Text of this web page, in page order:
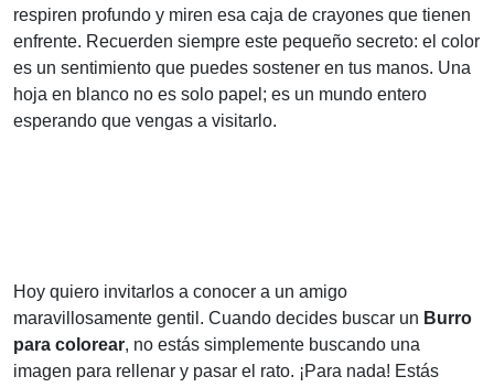
respiren profundo y miren esa caja de crayones que tienen
enfrente. Recuerden siempre este pequeño secreto: el color
es un sentimiento que puedes sostener en tus manos. Una
hoja en blanco no es solo papel; es un mundo entero
esperando que vengas a visitarlo.
Hoy quiero invitarlos a conocer a un amigo
maravillosamente gentil. Cuando decides buscar un Burro
para colorear, no estás simplemente buscando una
imagen para rellenar y pasar el rato. ¡Para nada! Estás